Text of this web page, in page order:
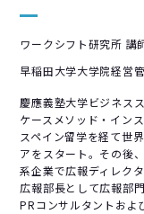
ワークシフト研究所 講
早稲田大学大学院経営
慶應義塾大学ビジネス
ケースメソッド・イン
スペイン留学を経て世
アをスタート。その後
系企業で広報ディレク
広報部長として広報部
PRコンサルタントおよ